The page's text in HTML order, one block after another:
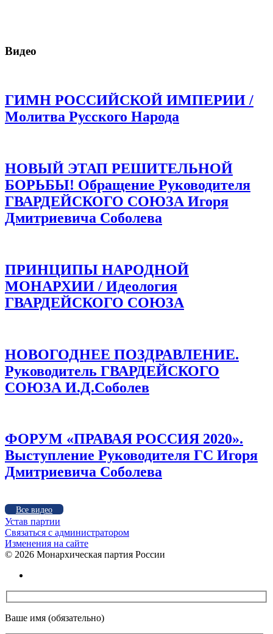
Видео
ГИМН РОССИЙСКОЙ ИМПЕРИИ /
Молитва Русского Народа
НОВЫЙ ЭТАП РЕШИТЕЛЬНОЙ
БОРЬБЫ! Обращение Руководителя
ГВАРДЕЙСКОГО СОЮЗА Игоря
Дмитриевича Соболева
ПРИНЦИПЫ НАРОДНОЙ
МОНАРХИИ / Идеология
ГВАРДЕЙСКОГО СОЮЗА
НОВОГОДНЕЕ ПОЗДРАВЛЕНИЕ.
Руководитель ГВАРДЕЙСКОГО
СОЮЗА И.Д.Соболев
ФОРУМ «ПРАВАЯ РОССИЯ 2020».
Выступление Руководителя ГС Игоря
Дмитриевича Соболева
Все видео
Устав партии
Связаться с администратором
Изменения на сайте
© 2026 Монархическая партия России
Ваше имя (обязательно)